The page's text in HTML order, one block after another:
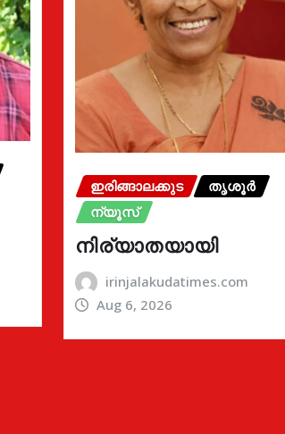
ഇരിങ്ങാലക്കുട
തൃശൂർ
ന്യൂസ്
നിര്യാതയായി
irinjalakudatimes.com
Aug 6, 2026